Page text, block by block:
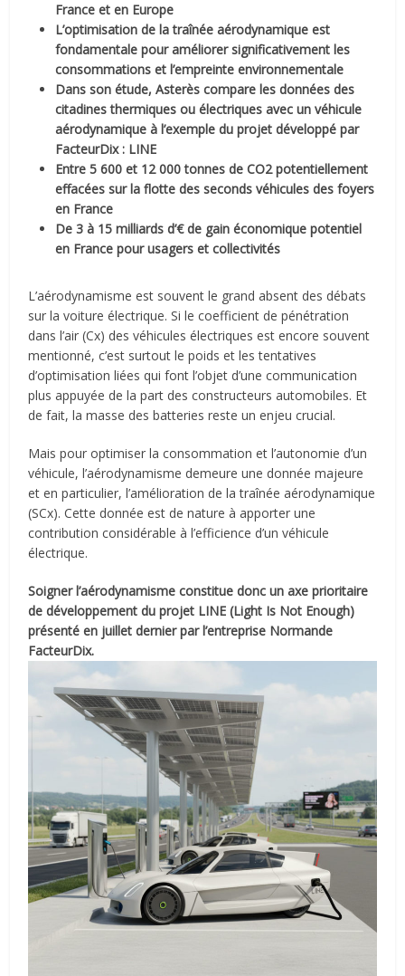
France et en Europe
L’optimisation de la traînée aérodynamique est
fondamentale pour améliorer significativement les
consommations et l’empreinte environnementale
Dans son étude, Asterès compare les données des
citadines thermiques ou électriques avec un véhicule
aérodynamique à l’exemple du projet développé par
FacteurDix : LINE
Entre 5 600 et 12 000 tonnes de CO2 potentiellement
effacées sur la flotte des seconds véhicules des foyers
en France
De 3 à 15 milliards d’€ de gain économique potentiel
en France pour usagers et collectivités
L’aérodynamisme est souvent le grand absent des débats
sur la voiture électrique. Si le coefficient de pénétration
dans l’air (Cx) des véhicules électriques est encore souvent
mentionné, c’est surtout le poids et les tentatives
d’optimisation liées qui font l’objet d’une communication
plus appuyée de la part des constructeurs automobiles. Et
de fait, la masse des batteries reste un enjeu crucial.
Mais pour optimiser la consommation et l’autonomie d’un
véhicule, l’aérodynamisme demeure une donnée majeure
et en particulier, l’amélioration de la traînée aérodynamique
(SCx). Cette donnée est de nature à apporter une
contribution considérable à l’efficience d’un véhicule
électrique.
Soigner l’aérodynamisme constitue donc un axe prioritaire
de développement du projet LINE (Light Is Not Enough)
présenté en juillet dernier par l’entreprise Normande
FacteurDix.